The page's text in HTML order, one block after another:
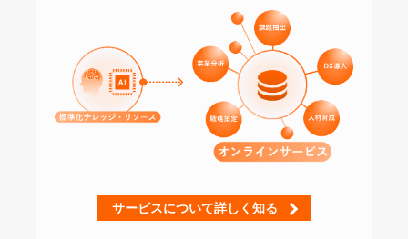
サービスについて詳しく知る